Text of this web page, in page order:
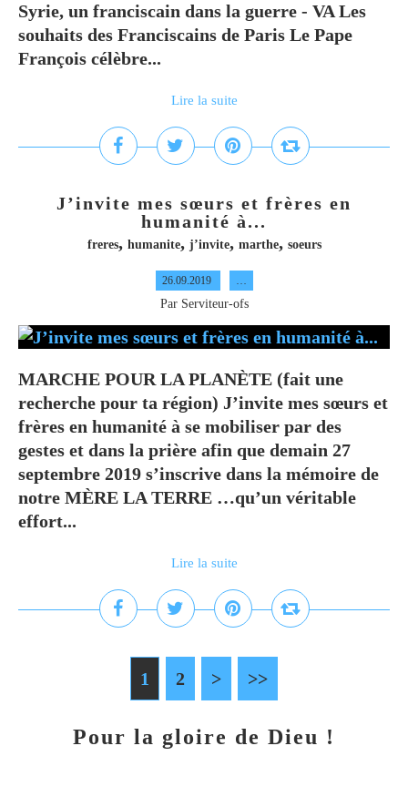
Syrie, un franciscain dans la guerre - VA Les
souhaits des Franciscains de Paris Le Pape
François célèbre...
Lire la suite
J’invite mes sœurs et frères en
humanité à...
freres, humanite, j’invite, marthe, soeurs
26.09.2019 …
Par Serviteur-ofs
MARCHE POUR LA PLANÈTE (fait une
recherche pour ta région) J’invite mes sœurs et
frères en humanité à se mobiliser par des
gestes et dans la prière afin que demain 27
septembre 2019 s’inscrive dans la mémoire de
notre MÈRE LA TERRE …qu’un véritable
effort...
Lire la suite
1 2 > >>
Pour la gloire de Dieu !